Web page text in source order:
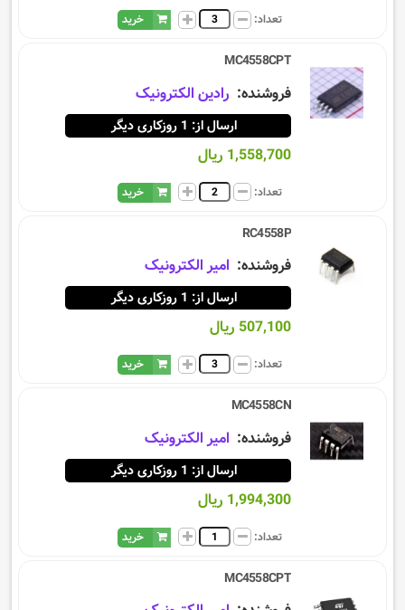
تعداد: خرید
MC4558CPT
فروشنده: رادین الکترونیک
ارسال از: 1 روزکاری دیگر
1,558,700 ریال
تعداد: خرید
RC4558P
فروشنده: امیر الکترونیک
ارسال از: 1 روزکاری دیگر
507,100 ریال
تعداد: خرید
MC4558CN
فروشنده: امیر الکترونیک
ارسال از: 1 روزکاری دیگر
1,994,300 ریال
تعداد: خرید
MC4558CPT